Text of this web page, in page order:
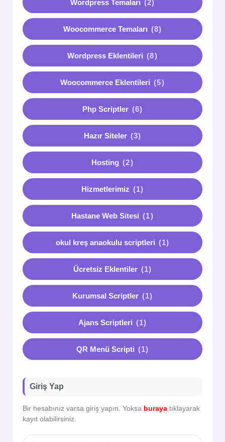
Wordpress Temaları (2)
Woocommerce Temaları (8)
Wordpress Eklentileri (8)
Woocommerce Eklentileri (5)
Php Scriptler (6)
Hazır Siteler (3)
Hosting (2)
Hizmetlerimiz (1)
Hastane Web Sitesi (1)
okul kreş anaokulu scriptleri (1)
Ücretsiz Eklentiler (1)
Kurumsal Scriptler (1)
Ajans Scriptleri (1)
QR Menü Scripti (1)
Giriş Yap
Bir hesabınız varsa giriş yapın. Yoksa buraya tıklayarak
kayıt olabilirsiniz.